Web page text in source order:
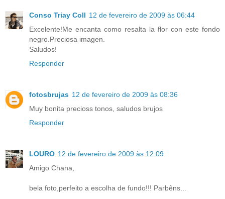
Conso Triay Coll 12 de fevereiro de 2009 às 06:44
Excelente!Me encanta como resalta la flor con este fondo
negro.Preciosa imagen.
Saludos!
Responder
fotosbrujas 12 de fevereiro de 2009 às 08:36
Muy bonita precioss tonos, saludos brujos
Responder
LOURO 12 de fevereiro de 2009 às 12:09
Amigo Chana,
bela foto,perfeito a escolha de fundo!!! Parbêns...